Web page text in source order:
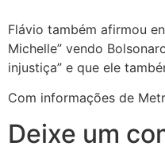
Flávio também afirmou
Michelle” vendo
injustiça” e que ele
Com informações de
Deixe um